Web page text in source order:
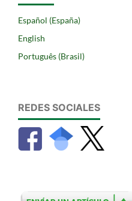
Español (España)
English
Português (Brasil)
REDES SOCIALES